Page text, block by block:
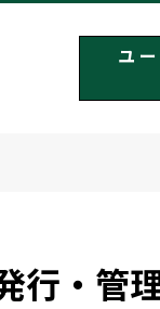
ユ
行・管